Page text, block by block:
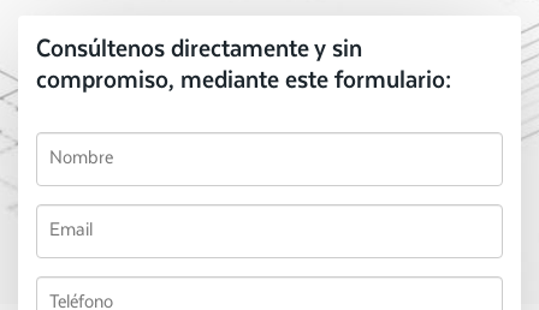
Consúltenos directamente y sin
compromiso, mediante este formulario: